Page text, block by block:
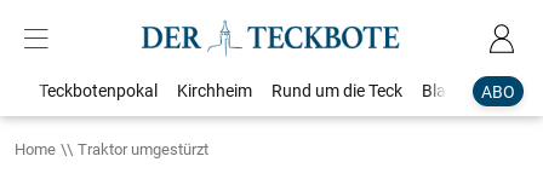
ABO
Teckbotenpokal Kirchheim Rund um die Teck Blaulicht
Home Traktor umgestürzt